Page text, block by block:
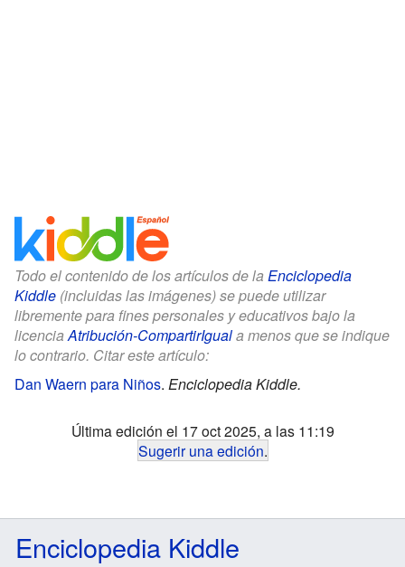
Todo el contenido de los artículos de la Enciclopedia
Kiddle (incluidas las imágenes) se puede utilizar
libremente para fines personales y educativos bajo la
licenciaAtribución-CompartirIguala menos que se indique
lo contrario. Citar este artículo:
Dan Waern para Niños. Enciclopedia Kiddle.
Última edición el 17 oct 2025, a las 11:19
Sugerir una edición.
Enciclopedia Kiddle